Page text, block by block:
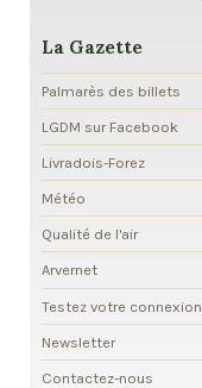
La Gazette
Palmarès des billets
LGDM sur Facebook
Livradois-Forez
Météo
Qualité de l'air
Arvernet
Testez votre connexion
Newsletter
Contactez-nous